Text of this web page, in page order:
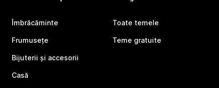
Îmbrăcăminte
Frumusețe
Bijuterii și accesorii
Casă
Toate temele
Teme gratuite